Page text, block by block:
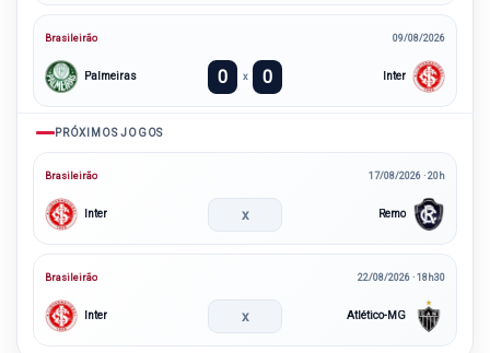
Brasileirão 09/08/2026
Palmeiras 0 x 0 Inter
PRÓXIMOS JOGOS
Brasileirão 17/08/2026 · 20h
Inter x Remo
Brasileirão 22/08/2026 · 18h30
Inter x Atlético-MG